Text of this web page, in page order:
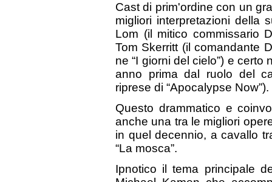
Cast di prim'ordine con un
migliori interpretazioni della
Lom (il mitico commissario
Tom Skerritt (il comandante
ne “I giorni del cielo”) e
anno prima dal ruolo del
riprese di “Apocalypse Now”).
Questo drammatico e
anche una tra le migliori
in quel decennio, a cavallo
“La mosca”.
Ipnotico il tema principale